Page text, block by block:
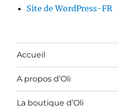
Site de WordPress-FR
Accueil
A propos d’Oli
La boutique d’Oli